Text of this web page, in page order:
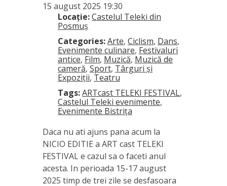
15 august 2025 19:30
Locație:Castelul Teleki din
Posmuş
Categories:Arte, Ciclism, Dans,
Evenimente culinare, Festivaluri
antice, Film, Muzică, Muzică de
cameră, Sport, Târguri și
Expoziții, Teatru
Tags:ARTcast TELEKI FESTIVAL,
Castelul Teleki evenimente,
Evenimente Bistrița
Daca nu ati ajuns pana acum la
NICIO EDITIE a ART cast TELEKI
FESTIVAL e cazul sa o faceti anul
acesta. In perioada 15-17 august
2025 timp de trei zile se desfasoara